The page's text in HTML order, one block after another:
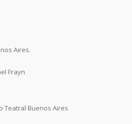
Aires.
Frayn
Teatral Buenos Aires